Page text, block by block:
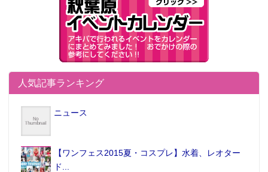
人気記事ランキング
ニュース
【ワンフェス2015夏・コスプレ】水着、レオター
ド...